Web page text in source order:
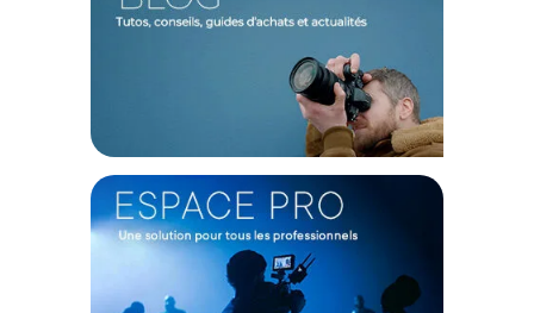
Diaphragme : Circulaire, à 7 lamelles
Poids : 254 g
CONTENU DU CARTON
1x objectif OM System M.ZUIKO DIGITAL ED 12-45mm f/4.0
Offre valable jusqu'au 08-08-2026 inclus.